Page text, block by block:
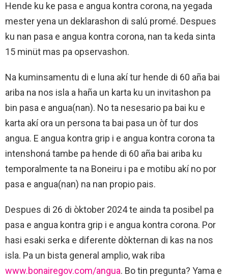
Hende ku ke pasa e angua kontra corona, na yegada
mester yena un deklarashon di salú promé. Despues
ku nan pasa e angua kontra corona, nan ta keda sinta
15 minüt mas pa opservashon.
Na kuminsamentu di e luna akí tur hende di 60 aña bai
ariba na nos isla a haña un karta ku un invitashon pa
bin pasa e angua(nan). No ta nesesario pa bai ku e
karta akí ora un persona ta bai pasa un òf tur dos
angua. E angua kontra grip i e angua kontra corona ta
intenshoná tambe pa hende di 60 aña bai ariba ku
temporalmente ta na Boneiru i pa e motibu akí no por
pasa e angua(nan) na nan propio pais.
Despues di 26 di òktober 2024 te ainda ta posibel pa
pasa e angua kontra grip i e angua kontra corona. Por
hasi esaki serka e diferente dòkternan di kas na nos
isla. Pa un bista general amplio, wak riba
www.bonairegov.com/angua. Bo tin pregunta? Yama e